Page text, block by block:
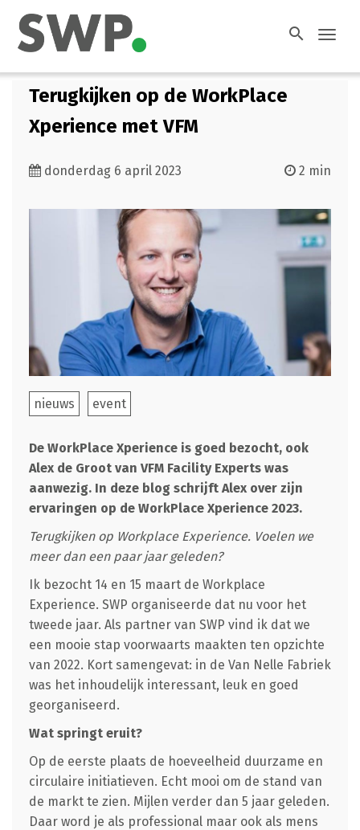
search
Terugkijken op de WorkPlace
Xperience met VFM
donderdag 6 april 2023 2 min
nieuws event
De WorkPlace Xperience is goed bezocht, ook
Alex de Groot van VFM Facility Experts was
aanwezig. In deze blog schrijft Alex over zijn
ervaringen op de WorkPlace Xperience 2023.
Terugkijken op Workplace Experience. Voelen we
meer dan een paar jaar geleden?
Ik bezocht 14 en 15 maart de Workplace
Experience. SWP organiseerde dat nu voor het
tweede jaar. Als partner van SWP vind ik dat we
een mooie stap voorwaarts maakten ten opzichte
van 2022. Kort samengevat: in de Van Nelle Fabriek
was het inhoudelijk interessant, leuk en goed
georganiseerd.
Wat springt eruit?
Op de eerste plaats de hoeveelheid duurzame en
circulaire initiatieven. Echt mooi om de stand van
de markt te zien. Mijlen verder dan 5 jaar geleden.
Daar word je als professional maar ook als mens